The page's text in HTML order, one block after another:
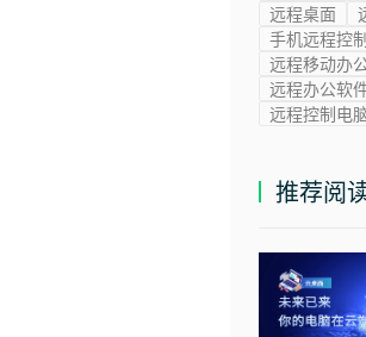
远程桌面
手机远程控
远程移动办
远程办公软
远程控制电
推荐阅